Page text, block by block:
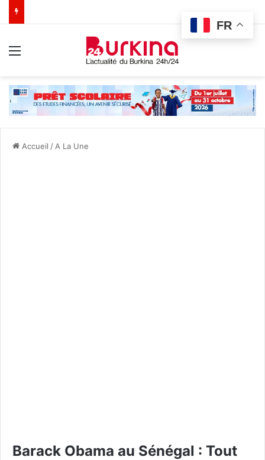
Accueil / A La Une
Barack Obama au Sénégal : Tout
FR